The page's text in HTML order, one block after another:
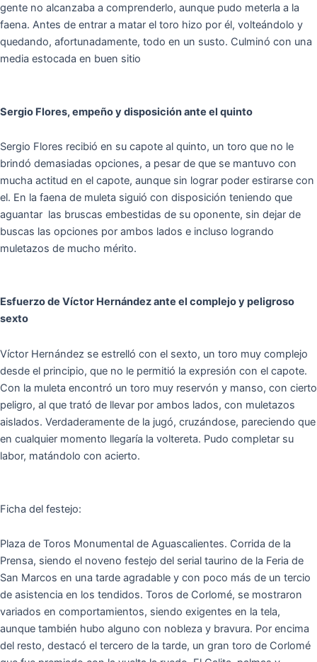
gente no alcanzaba a comprenderlo, aunque pudo meterla a la
faena. Antes de entrar a matar el toro hizo por él, volteándolo y
quedando, afortunadamente, todo en un susto. Culminó con una
media estocada en buen sitio
Sergio Flores, empeño y disposición ante el quinto
Sergio Flores recibió en su capote al quinto, un toro que no le
brindó demasiadas opciones, a pesar de que se mantuvo con
mucha actitud en el capote, aunque sin lograr poder estirarse con
el. En la faena de muleta siguió con disposición teniendo que
aguantar las bruscas embestidas de su oponente, sin dejar de
buscas las opciones por ambos lados e incluso logrando
muletazos de mucho mérito.
Esfuerzo de Víctor Hernández ante el complejo y peligroso
sexto
Víctor Hernández se estrelló con el sexto, un toro muy complejo
desde el principio, que no le permitió la expresión con el capote.
Con la muleta encontró un toro muy reservón y manso, con cierto
peligro, al que trató de llevar por ambos lados, con muletazos
aislados. Verdaderamente de la jugó, cruzándose, pareciendo que
en cualquier momento llegaría la voltereta. Pudo completar su
labor, matándolo con acierto.
Ficha del festejo:
Plaza de Toros Monumental de Aguascalientes. Corrida de la
Prensa, siendo el noveno festejo del serial taurino de la Feria de
San Marcos en una tarde agradable y con poco más de un tercio
de asistencia en los tendidos. Toros de Corlomé, se mostraron
variados en comportamientos, siendo exigentes en la tela,
aunque también hubo alguno con nobleza y bravura. Por encima
del resto, destacó el tercero de la tarde, un gran toro de Corlomé